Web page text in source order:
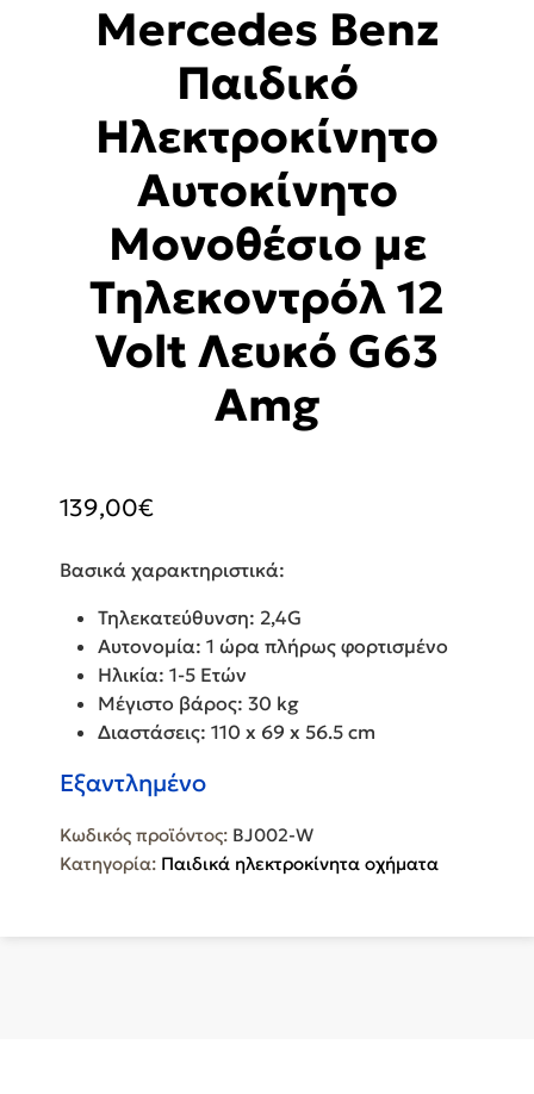
Mercedes Benz
Παιδικό
Ηλεκτροκίνητο
Αυτοκίνητο
Μονοθέσιο με
Τηλεκοντρόλ 12
Volt Λευκό G63
Amg
139,00€
Βασικά χαρακτηριστικά:
Τηλεκατεύθυνση: 2,4G
Αυτονομία: 1 ώρα πλήρως φορτισμένο
Ηλικία: 1-5 Ετών
Μέγιστο βάρος: 30 kg
Διαστάσεις: 110 x 69 x 56.5 cm
Εξαντλημένο
Κωδικός προϊόντος: BJ002-W
Κατηγορία: Παιδικά ηλεκτροκίνητα οχήματα